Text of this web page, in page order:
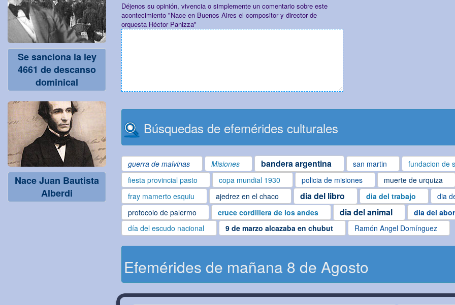
Se sanciona la ley
4661 de descanso
dominical
Nace Juan Bautista
Alberdi
Déjenos su opinión, vivencia o simplemente un comentario sobre este
acontecimiento "Nace en Buenos Aires el compositor y director de
orquesta Héctor Panizza"
Búsquedas de efemérides culturales
guerra de malvinas Misiones bandera argentina san martin fundacion de
fiesta provincial pasto
copa mundial 1930 policia de misiones muerte de urquiza
fray mamerto esquiu ajedrez en el chaco dia del libro dia del trabajo dia
protocolo de palermo cruce cordillera de los andes dia del animal dia del
día del escudo nacional
9 de marzo alcazaba en chubut Ramón Angel Domínguez
Efemérides de mañana 8 de Agosto